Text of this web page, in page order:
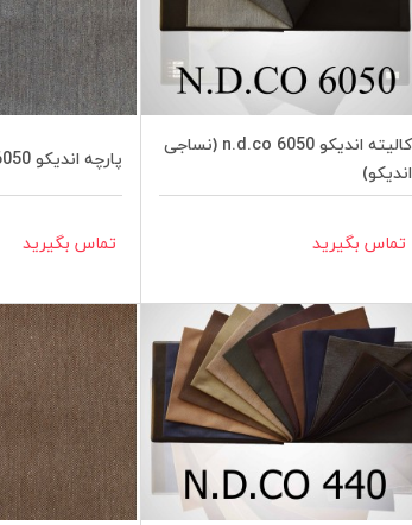
کالیته اندیکو n.d.co 6050 (نساجی
اندیکو)
تماس بگیرید
پارچه اندیکو 6050 کد 12
تماس بگیرید